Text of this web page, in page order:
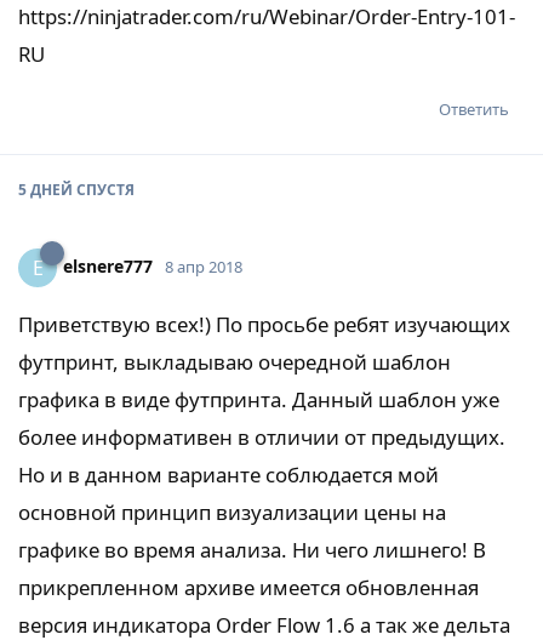
https://ninjatrader.com/ru/Webinar/Order-Entry-101-
RU
Ответить
5 ДНЕЙ СПУСТЯ
E elsnere777 8 апр 2018
Приветствую всех!) По просьбе ребят изучающих
футпринт, выкладываю очередной шаблон
графика в виде футпринта. Данный шаблон уже
более информативен в отличии от предыдущих.
Но и в данном варианте соблюдается мой
основной принцип визуализации цены на
графике во время анализа. Ни чего лишнего! В
прикрепленном архиве имеется обновленная
версия индикатора Order Flow 1.6 а так же дельта